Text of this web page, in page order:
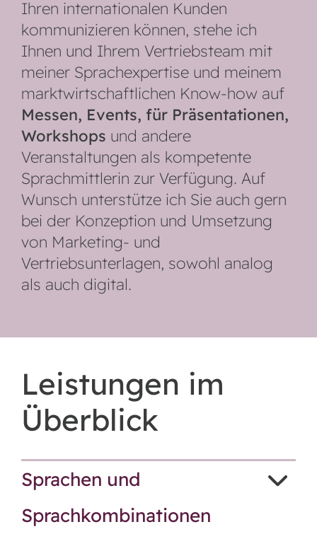
Ihren internationalen Kunden
kommunizieren können, stehe ich
Ihnen und Ihrem Vertriebsteam mit
meiner Sprachexpertise und meinem
marktwirtschaftlichen Know-how auf
Messen, Events, für Präsentationen,
Workshops und andere
Veranstaltungen als kompetente
Sprachmittlerin zur Verfügung. Auf
Wunsch unterstütze ich Sie auch gern
bei der Konzeption und Umsetzung
von Marketing- und
Vertriebsunterlagen, sowohl analog
als auch digital.
Leistungen im
Überblick
Sprachen und
Sprachkombinationen